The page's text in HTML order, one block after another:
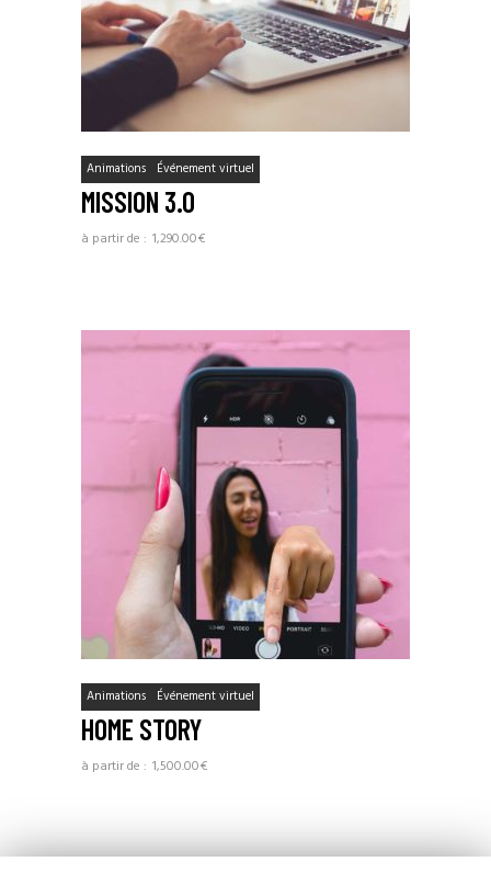
Animations Événement virtuel
MISSION 3.0
1,290.00€
Animations Événement virtuel
HOME STORY
1,500.00€